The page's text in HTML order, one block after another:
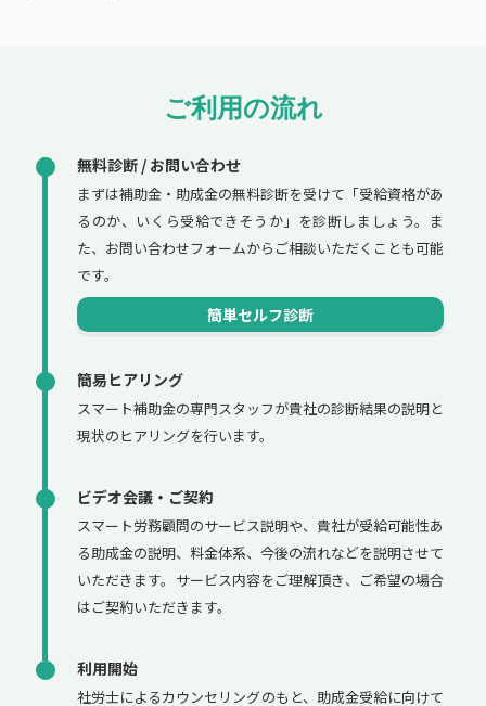
ご利用の流れ
無料診断 / お問い合わせ
まずは補助金・助成金の無料診断を受けて「受給資格があ
るのか、いくら受給できそうか」を診断しましょう。ま
た、お問い合わせフォームからご相談いただくことも可能
です。
簡単セルフ診断
簡易ヒアリング
スマート補助金の専門スタッフが貴社の診断結果の説明と
現状のヒアリングを行います。
ビデオ会議・ご契約
スマート労務顧問のサービス説明や、貴社が受給可能性あ
る助成金の説明、料金体系、今後の流れなどを説明させて
いただきます。サービス内容をご理解頂き、ご希望の場合
はご契約いただきます。
利用開始
社労士によるカウンセリングのもと、助成金受給に向けて